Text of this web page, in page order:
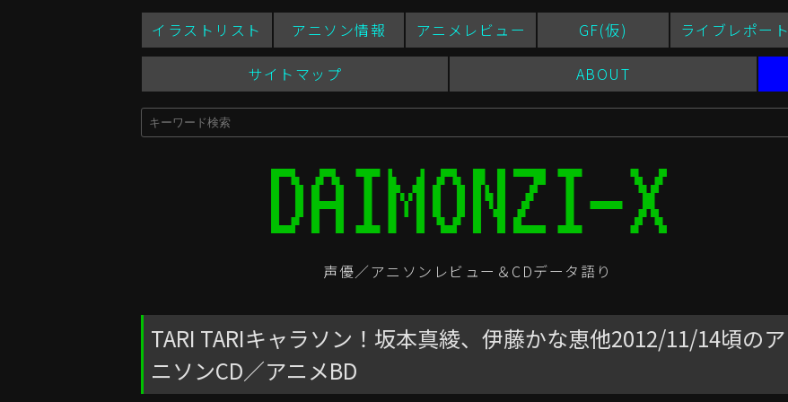
イラストリスト アニソン情報 アニメレビュー GF(仮) ライブレポート
サイトマップ ABOUT
声優／アニソンレビュー＆CDデータ語り
TARI TARIキャラソン！坂本真綾、伊藤かな恵他2012/11/14頃のア
ニソンCD／アニメBD